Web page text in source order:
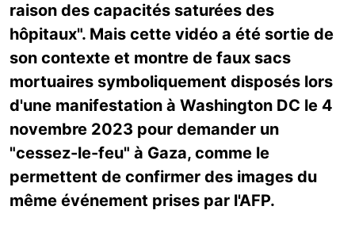
raison des capacités saturées des
hôpitaux". Mais cette vidéo a été sortie de
son contexte et montre de faux sacs
mortuaires symboliquement disposés lors
d'une manifestation à Washington DC le 4
novembre 2023 pour demander un
"cessez-le-feu" à Gaza, comme le
permettent de confirmer des images du
même événement prises par l'AFP.